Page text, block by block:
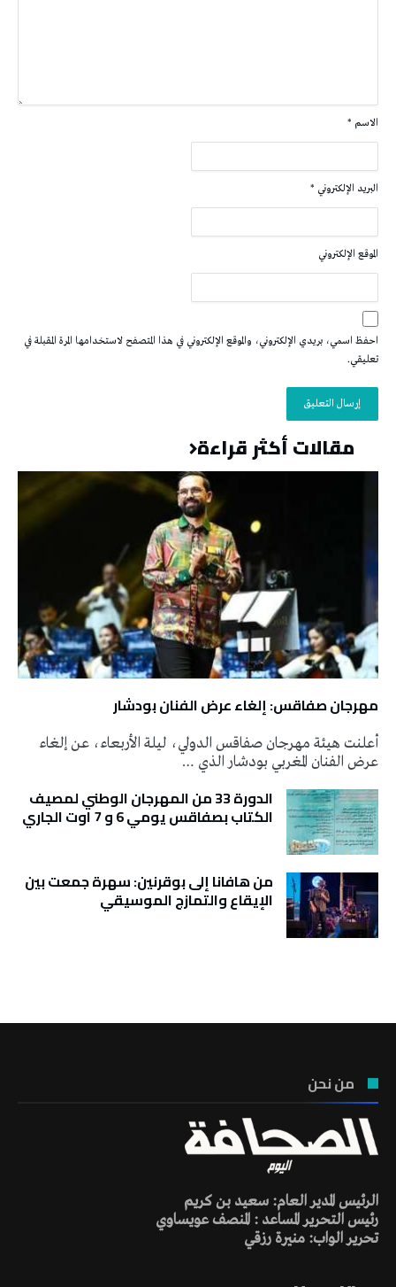
الاسم *
البريد الإلكتروني *
الموقع الإلكتروني
احفظ اسمي، بريدي الإلكتروني، والموقع الإلكتروني في هذا المتصفح لاستخدامها المرة المقبلة في
تعليقي.
مقالات أكثر قراءة
مهرجان صفاقس: إلغاء عرض الفنان بودشار
أعلنت هيئة مهرجان صفاقس الدولي، ليلة الأربعاء، عن إلغاء
عرض الفنان المغربي بودشار الذي …
الدورة 33 من المهرجان الوطني لمصيف
الكتاب بصفاقس يومي 6 و 7 اوت الجاري
من هافانا إلى بوقرنين: سهرة جمعت بين
الإيقاع والتمازج الموسيقي
من نحن
الرئيس المدير العام: سعيد بن كريم
رئيس التحرير المساعد : المنصف عويساوي
تحرير الواب: منيرة رزقي